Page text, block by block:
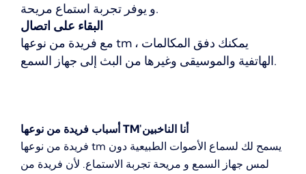
و يوفر تجربة استماع مريحة.
البقاء على اتصال
مع فريدة من نوعها tm ، يمكنك دفق المكالمات
الهاتفية والموسيقى وغيرها من البث إلى جهاز السمع.
أسباب فريدة من نوعها TM'أنا الناخبين
فريدة من نوعها tm يسمح لك لسماع الأصوات الطبيعية دون
لمس جهاز السمع و مريحة تجربة الاستماع. لأن فريدة من